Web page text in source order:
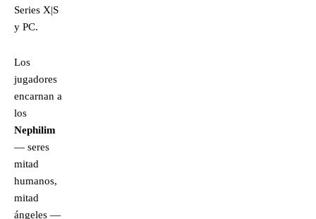
Series X|S
y PC.
Los
jugadores
encarnan a
los
Nephilim
— seres
mitad
humanos,
mitad
ángeles —